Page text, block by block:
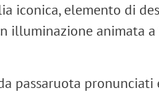
iconica, elemento di
illuminazione animata
passaruota pronunciati